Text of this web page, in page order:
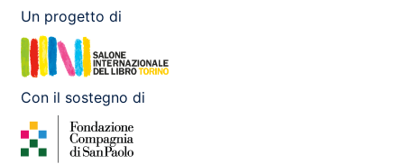
Un progetto di
Con il sostegno di